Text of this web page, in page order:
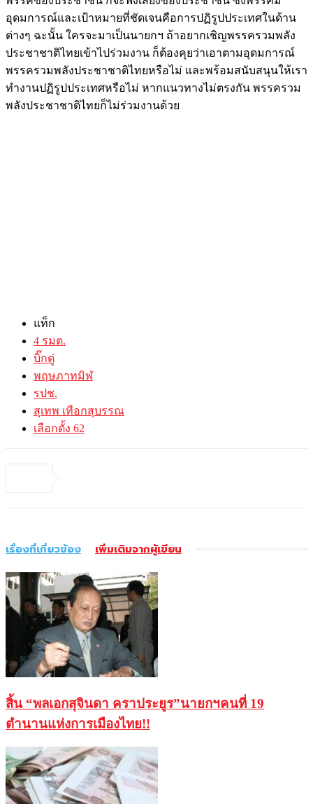
อุดมการณ์และเป้าหมายที่ชัดเจนคือการปฏิรูปประเทศในด้าน
ต่างๆ ฉะนั้น ใครจะมาเป็นนายกฯ ถ้าอยากเชิญพรรครวมพลัง
ประชาชาติไทยเข้าไปร่วมงาน ก็ต้องคุยว่าเอาตามอุดมการณ์
พรรครวมพลังประชาชาติไทยหรือไม่ และพร้อมสนับสนุนให้เรา
ทำงานปฏิรูปประเทศหรือไม่ หากแนวทางไม่ตรงกัน พรรครวม
พลังประชาชาติไทยก็ไม่ร่วมงานด้วย
แท็ก
4 รมต.
บิ๊กตู่
พฤษภาทมิฬ
รปช.
สุเทพ เทือกสุบรรณ
เลือกตั้ง 62
เรื่องที่เกี่ยวข้อง เพิ่มเติมจากผู้เขียน
สิ้น “พลเอกสุจินดา คราประยูร”นายกฯคนที่ 19
ตำนานแห่งการเมืองไทย!!